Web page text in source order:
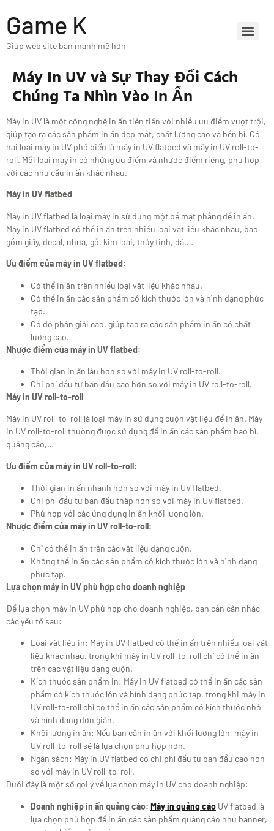
Game K
Giúp web site bạn mạnh mẽ hơn
Máy In UV và Sự Thay Đổi Cách
Chúng Ta Nhìn Vào In Ấn
Máy in UV là một công nghệ in ấn tiên tiến với nhiều ưu điểm vượt trội,
giúp tạo ra các sản phẩm in ấn đẹp mắt, chất lượng cao và bền bỉ. Có
hai loại máy in UV phổ biến là máy in UV flatbed và máy in UV roll-to-
roll. Mỗi loại máy in có những ưu điểm và nhược điểm riêng, phù hợp
với các nhu cầu in ấn khác nhau.
Máy in UV flatbed
Máy in UV flatbed là loại máy in sử dụng một bề mặt phẳng để in ấn.
Máy in UV flatbed có thể in ấn trên nhiều loại vật liệu khác nhau, bao
gồm giấy, decal, nhựa, gỗ, kim loại, thủy tinh, đá,…
Ưu điểm của máy in UV flatbed:
Có thể in ấn trên nhiều loại vật liệu khác nhau.
Có thể in ấn các sản phẩm có kích thước lớn và hình dạng phức
tạp.
Có độ phân giải cao, giúp tạo ra các sản phẩm in ấn có chất
lượng cao.
Nhược điểm của máy in UV flatbed:
Thời gian in ấn lâu hơn so với máy in UV roll-to-roll.
Chi phí đầu tư ban đầu cao hơn so với máy in UV roll-to-roll.
Máy in UV roll-to-roll
Máy in UV roll-to-roll là loại máy in sử dụng cuộn vật liệu để in ấn. Máy
in UV roll-to-roll thường được sử dụng để in ấn các sản phẩm bao bì,
quảng cáo,…
Ưu điểm của máy in UV roll-to-roll:
Thời gian in ấn nhanh hơn so với máy in UV flatbed.
Chi phí đầu tư ban đầu thấp hơn so với máy in UV flatbed.
Phù hợp với các ứng dụng in ấn khối lượng lớn.
Nhược điểm của máy in UV roll-to-roll:
Chỉ có thể in ấn trên các vật liệu dạng cuộn.
Không thể in ấn các sản phẩm có kích thước lớn và hình dạng
phức tạp.
Lựa chọn máy in UV phù hợp cho doanh nghiệp
Để lựa chọn máy in UV phù hợp cho doanh nghiệp, bạn cần cân nhắc
các yếu tố sau:
Loại vật liệu in: Máy in UV flatbed có thể in ấn trên nhiều loại vật
liệu khác nhau, trong khi máy in UV roll-to-roll chỉ có thể in ấn
trên các vật liệu dạng cuộn.
Kích thước sản phẩm in: Máy in UV flatbed có thể in ấn các sản
phẩm có kích thước lớn và hình dạng phức tạp, trong khi máy in
UV roll-to-roll chỉ có thể in ấn các sản phẩm có kích thước nhỏ
và hình dạng đơn giản.
Khối lượng in ấn: Nếu bạn cần in ấn với khối lượng lớn, máy in
UV roll-to-roll sẽ là lựa chọn phù hợp hơn.
Ngân sách: Máy in UV flatbed có chi phí đầu tư ban đầu cao hơn
so với máy in UV roll-to-roll.
Dưới đây là một số gợi ý về lựa chọn máy in UV cho doanh nghiệp:
Doanh nghiệp in ấn quảng cáo: Máy in quảng cáo UV flatbed là
lựa chọn phù hợp để in ấn các sản phẩm quảng cáo như banner,